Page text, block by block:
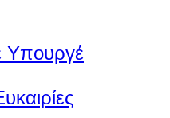
Υπουργέ